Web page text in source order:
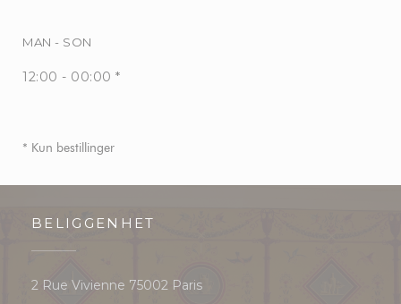
MAN - SON
12:00 - 00:00 *
* Kun bestillinger
BELIGGENHET
2 Rue Vivienne 75002 Paris((åpner i et nytt vindu))